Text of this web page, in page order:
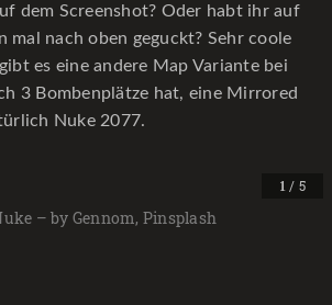
dem Screenshot? Oder habt ihr auf
mal nach oben geguckt? Sehr coole
es eine andere Map Variante bei
3 Bombenplätze hat, eine Mirrored
Nuke 2077.
1 / 5
– by Gennom, Pinsplash